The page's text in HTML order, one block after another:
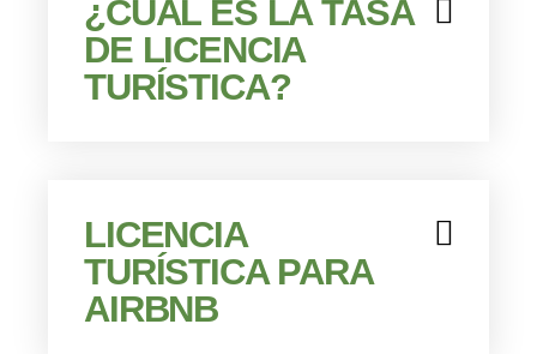
¿CUÁL ES LA TASA
DE LICENCIA
TURÍSTICA?
LICENCIA
TURÍSTICA PARA
AIRBNB